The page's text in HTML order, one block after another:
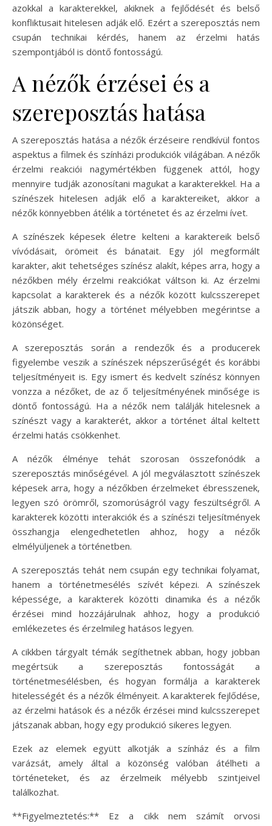
azokkal a karakterekkel, akiknek a fejlődését és belső
konfliktusait hitelesen adják elő. Ezért a szereposztás nem
csupán technikai kérdés, hanem az érzelmi hatás
szempontjából is döntő fontosságú.
A nézők érzései és a
szereposztás hatása
A szereposztás hatása a nézők érzéseire rendkívül fontos
aspektus a filmek és színházi produkciók világában. A nézők
érzelmi reakciói nagymértékben függenek attól, hogy
mennyire tudják azonosítani magukat a karakterekkel. Ha a
színészek hitelesen adják elő a karaktereiket, akkor a
nézők könnyebben átélik a történetet és az érzelmi ívet.
A színészek képesek életre kelteni a karaktereik belső
vívódásait, örömeit és bánatait. Egy jól megformált
karakter, akit tehetséges színész alakít, képes arra, hogy a
nézőkben mély érzelmi reakciókat váltson ki. Az érzelmi
kapcsolat a karakterek és a nézők között kulcsszerepet
játszik abban, hogy a történet mélyebben megérintse a
közönséget.
A szereposztás során a rendezők és a producerek
figyelembe veszik a színészek népszerűségét és korábbi
teljesítményeit is. Egy ismert és kedvelt színész könnyen
vonzza a nézőket, de az ő teljesítményének minősége is
döntő fontosságú. Ha a nézők nem találják hitelesnek a
színészt vagy a karakterét, akkor a történet által keltett
érzelmi hatás csökkenhet.
A nézők élménye tehát szorosan összefonódik a
szereposztás minőségével. A jól megválasztott színészek
képesek arra, hogy a nézőkben érzelmeket ébresszenek,
legyen szó örömről, szomorúságról vagy feszültségről. A
karakterek közötti interakciók és a színészi teljesítmények
összhangja elengedhetetlen ahhoz, hogy a nézők
elmélyüljenek a történetben.
A szereposztás tehát nem csupán egy technikai folyamat,
hanem a történetmesélés szívét képezi. A színészek
képessége, a karakterek közötti dinamika és a nézők
érzései mind hozzájárulnak ahhoz, hogy a produkció
emlékezetes és érzelmileg hatásos legyen.
A cikkben tárgyalt témák segíthetnek abban, hogy jobban
megértsük a szereposztás fontosságát a
történetmesélésben, és hogyan formálja a karakterek
hitelességét és a nézők élményeit. A karakterek fejlődése,
az érzelmi hatások és a nézők érzései mind kulcsszerepet
játszanak abban, hogy egy produkció sikeres legyen.
Ezek az elemek együtt alkotják a színház és a film
varázsát, amely által a közönség valóban átélheti a
történeteket, és az érzelmeik mélyebb szintjeivel
találkozhat.
**Figyelmeztetés:** Ez a cikk nem számít orvosi